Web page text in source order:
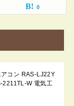
0
コン RAS-LJ22Y
2211TL-W 電気工